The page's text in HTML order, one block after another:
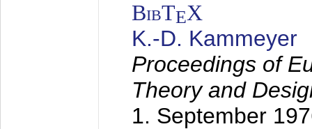
BibTEX
K.-D. Kammeyer
Proceedings of
Theory and
1. September